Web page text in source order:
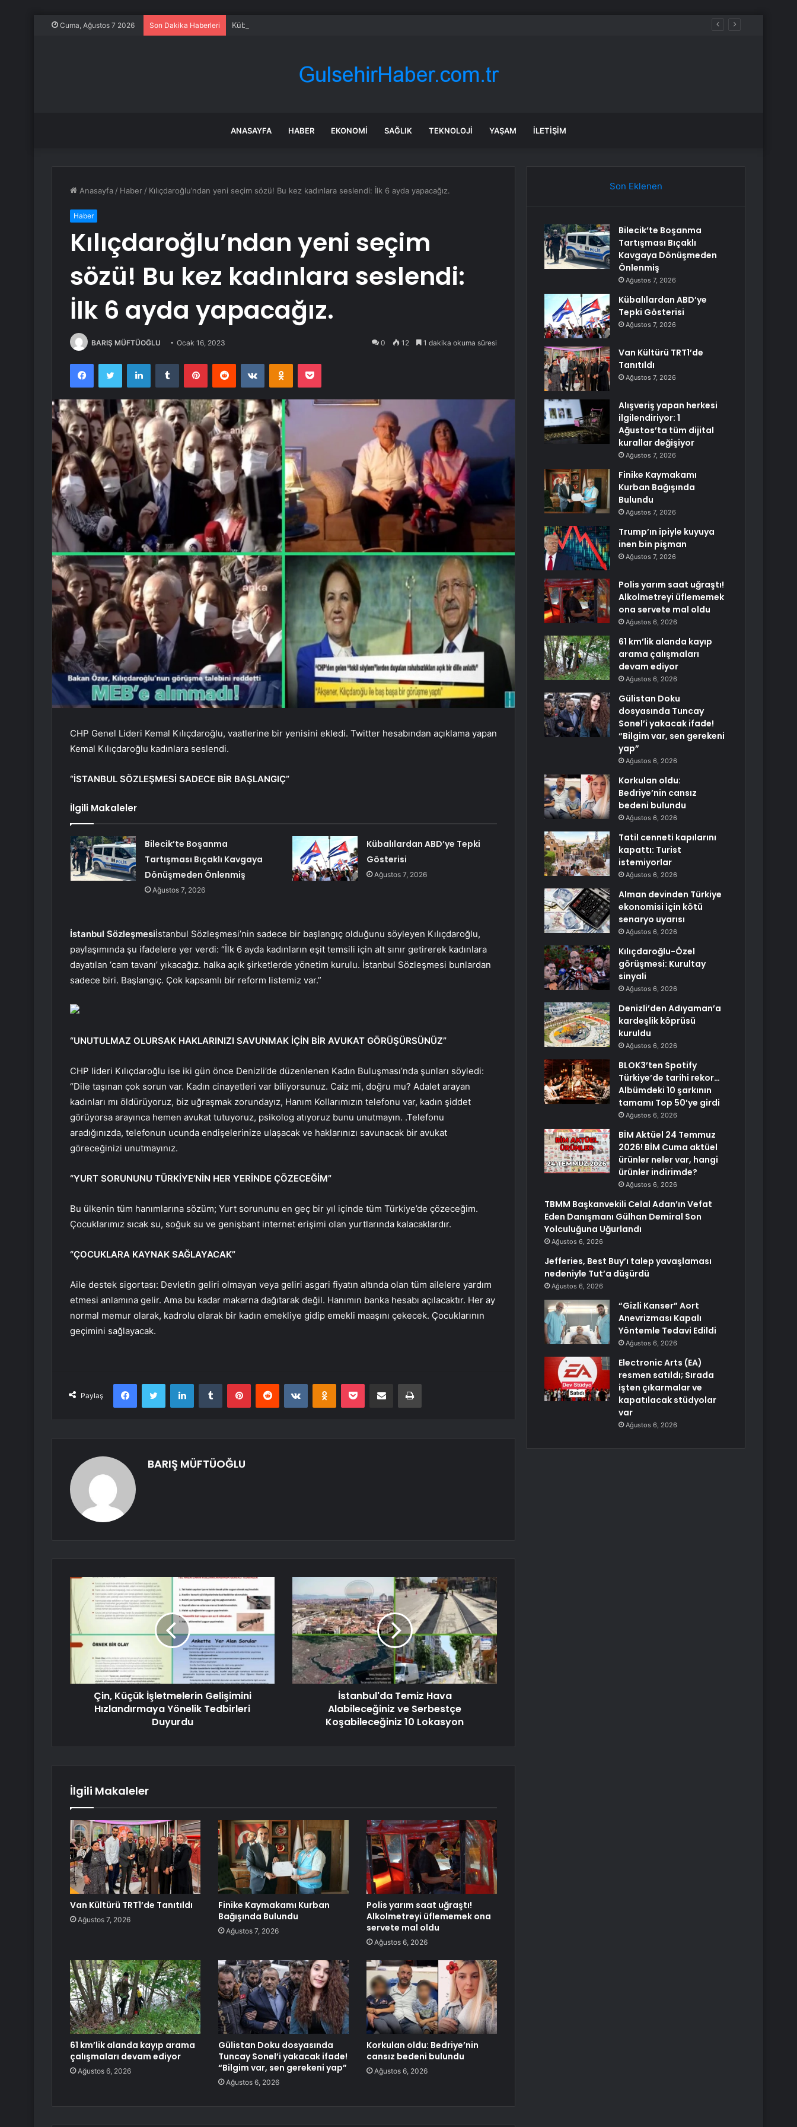
Cuma, Ağustos 7 2026 Son Dakika Haberleri Kübalılardan ABD’ye Tepki Gösterisi
ANASAYFA HABER EKONOMI SAĞLIK TEKNOLOJI YAŞAM İLETIŞIM
Anasayfa / Haber / Kılıçdaroğlu’ndan yeni seçim sözü! Bu kez kadınlara seslendi: İlk 6 ayda yapacağız.
Haber
Kılıçdaroğlu’ndan yeni seçim
sözü! Bu kez kadınlara seslendi:
İlk 6 ayda yapacağız.
BARIŞ MÜFTÜOĞLU Ocak 16, 2023 0 12 1 dakika okuma süresi
FacebookTwitter LinkedInTumblr PinterestReddit VKontakteOdnoklassniki
Pocket
CHP Genel Lideri Kemal Kılıçdaroğlu, vaatlerine bir yenisini ekledi. Twitter hesabından açıklama yapan
Kemal Kılıçdaroğlu kadınlara seslendi.
“İSTANBUL SÖZLEŞMESİ SADECE BİR BAŞLANGIÇ”
İlgili Makaleler
Bilecik’te Boşanma
Tartışması Bıçaklı Kavgaya
Dönüşmeden Önlenmiş
Ağustos 7, 2026
Kübalılardan ABD’ye Tepki
Gösterisi
Ağustos 7, 2026
İstanbul Sözleşmesiİstanbul Sözleşmesi’nin sadece bir başlangıç ​​olduğunu söyleyen Kılıçdaroğlu,
paylaşımında şu ifadelere yer verdi: “İlk 6 ayda kadınların eşit temsili için alt sınır getirerek kadınlara
dayatılan ‘cam tavanı’ yıkacağız. halka açık şirketlerde yönetim kurulu. İstanbul Sözleşmesi bunlardan
sadece biri. Başlangıç. Çok kapsamlı bir reform listemiz var.”
“UNUTULMAZ OLURSAK HAKLARINIZI SAVUNMAK İÇİN BİR AVUKAT GÖRÜŞÜRSÜNÜZ”
CHP lideri Kılıçdaroğlu ise iki gün önce Denizli’de düzenlenen Kadın Buluşması’nda şunları söyledi:
“Dile taşınan çok sorun var. Kadın cinayetleri var biliyorsunuz. Caiz mi, doğru mu? Adalet arayan
kadınları mı öldürüyoruz, biz uğraşmak zorundayız, Hanım Kollarımızın telefonu var, kadın şiddet
görüyorsa arayınca hemen avukat tutuyoruz, psikolog atıyoruz bunu unutmayın. .Telefonu
aradığınızda, telefonun ucunda endişelerinize ulaşacak ve haklarınızı savunacak bir avukat
göreceğinizi unutmayınız.
“YURT SORUNUNU TÜRKİYE’NİN HER YERİNDE ÇÖZECEĞİM”
Bu ülkenin tüm hanımlarına sözüm; Yurt sorununu en geç bir yıl içinde tüm Türkiye’de çözeceğim.
Çocuklarımız sıcak su, soğuk su ve genişbant internet erişimi olan yurtlarında kalacaklardır.
“ÇOCUKLARA KAYNAK SAĞLAYACAK”
Aile destek sigortası: Devletin geliri olmayan veya geliri asgari fiyatın altında olan tüm ailelere yardım
etmesi anlamına gelir. Ama bu kadar makarna dağıtarak değil. Hanımın banka hesabı açılacaktır. Her ay
normal memur olarak, kadrolu olarak bir kadın emekliye gidip emekli maaşını çekecek. Çocuklarının
geçimini sağlayacak.
Paylaş
FacebookTwitter LinkedInTumblr PinterestReddit VKontakteOdnoklassniki
Pocket E-Posta ile paylaş Yazdır
BARIŞ MÜFTÜOĞLU
Çin, Küçük İşletmelerin Gelişimini
Hızlandırmaya Yönelik Tedbirleri
Duyurdu
İstanbul'da Temiz Hava
Alabileceğiniz ve Serbestçe
Koşabileceğiniz 10 Lokasyon
İlgili Makaleler
Van Kültürü TRT1’de Tanıtıldı
Ağustos 7, 2026
Finike Kaymakamı Kurban
Bağışında Bulundu
Ağustos 7, 2026
Polis yarım saat uğraştı!
Alkolmetreyi üflememek ona
servete mal oldu
Ağustos 6, 2026
61 km’lik alanda kayıp arama
çalışmaları devam ediyor
Ağustos 6, 2026
Gülistan Doku dosyasında
Tuncay Sonel’i yakacak ifade!
“Bilgim var, sen gerekeni yap”
Ağustos 6, 2026
Korkulan oldu: Bedriye’nin
cansız bedeni bulundu
Ağustos 6, 2026
Son Eklenen
Bilecik’te Boşanma
Tartışması Bıçaklı
Kavgaya Dönüşmeden
Önlenmiş
Ağustos 7, 2026
Kübalılardan ABD’ye
Tepki Gösterisi
Ağustos 7, 2026
Van Kültürü TRT1’de
Tanıtıldı
Ağustos 7, 2026
Alışveriş yapan herkesi
ilgilendiriyor: 1
Ağustos’ta tüm dijital
kurallar değişiyor
Ağustos 7, 2026
Finike Kaymakamı
Kurban Bağışında
Bulundu
Ağustos 7, 2026
Trump’ın ipiyle kuyuya
inen bin pişman
Ağustos 7, 2026
Polis yarım saat uğraştı!
Alkolmetreyi üflememek
ona servete mal oldu
Ağustos 6, 2026
61 km’lik alanda kayıp
arama çalışmaları
devam ediyor
Ağustos 6, 2026
Gülistan Doku
dosyasında Tuncay
Sonel’i yakacak ifade!
“Bilgim var, sen gerekeni
yap”
Ağustos 6, 2026
Korkulan oldu:
Bedriye’nin cansız
bedeni bulundu
Ağustos 6, 2026
Tatil cenneti kapılarını
kapattı: Turist
istemiyorlar
Ağustos 6, 2026
Alman devinden Türkiye
ekonomisi için kötü
senaryo uyarısı
Ağustos 6, 2026
Kılıçdaroğlu-Özel
görüşmesi: Kurultay
sinyali
Ağustos 6, 2026
Denizli’den Adıyaman’a
kardeşlik köprüsü
kuruldu
Ağustos 6, 2026
BLOK3’ten Spotify
Türkiye’de tarihi rekor…
Albümdeki 10 şarkının
tamamı Top 50’ye girdi
Ağustos 6, 2026
BİM Aktüel 24 Temmuz
2026! BİM Cuma aktüel
ürünler neler var, hangi
ürünler indirimde?
Ağustos 6, 2026
TBMM Başkanvekili Celal Adan’ın Vefat
Eden Danışmanı Gülhan Demiral Son
Yolculuğuna Uğurlandı
Ağustos 6, 2026
Jefferies, Best Buy’ı talep yavaşlaması
nedeniyle Tut’a düşürdü
Ağustos 6, 2026
“Gizli Kanser” Aort
Anevrizması Kapalı
Yöntemle Tedavi Edildi
Ağustos 6, 2026
Electronic Arts (EA)
resmen satıldı; Sırada
işten çıkarmalar ve
kapatılacak stüdyolar
var
Ağustos 6, 2026